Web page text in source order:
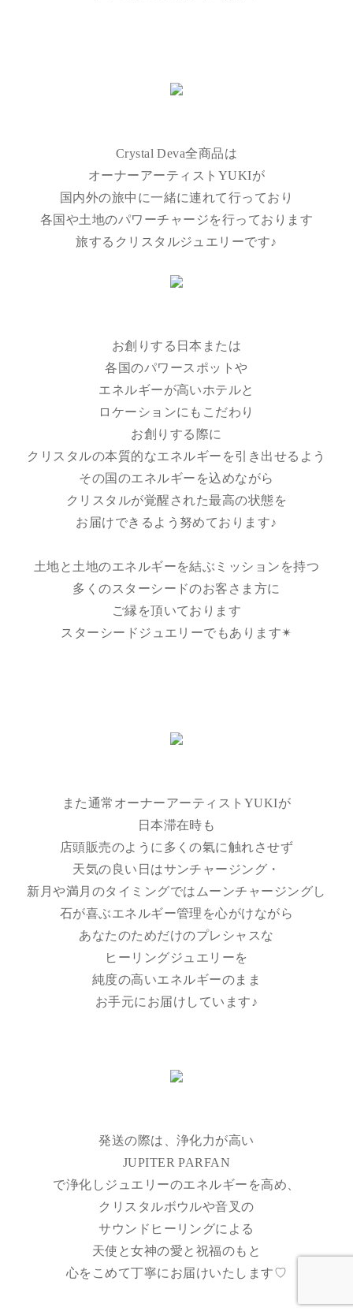
Crystal Deva全商品は
オーナーアーティストYUKIが
国内外の旅中に一緒に連れて行っており
各国や土地のパワーチャージを行っております
旅するクリスタルジュエリーです♪
お創りする日本または
各国のパワースポットや
エネルギーが高いホテルと
ロケーションにもこだわり
お創りする際に
クリスタルの本質的なエネルギーを引き出せるよう
その国のエネルギーを込めながら
クリスタルが覚醒された最高の状態を
お届けできるよう努めております♪
土地と土地のエネルギーを結ぶミッションを持つ
多くのスターシードのお客さま方に
ご縁を頂いております
スターシードジュエリーでもあります✴︎
また通常オーナーアーティストYUKIが
日本滞在時も
店頭販売のように多くの氣に触れさせず
天気の良い日はサンチャージング・
新月や満月のタイミングではムーンチャージングし
石が喜ぶエネルギー管理を心がけながら
あなたのためだけのプレシャスな
ヒーリングジュエリーを
純度の高いエネルギーのまま
お手元にお届けしています♪
発送の際は、浄化力が高い
JUPITER PARFAN
で浄化しジュエリーのエネルギーを高め、
クリスタルボウルや音叉の
サウンドヒーリングによる
天使と女神の愛と祝福のもと
心をこめて丁寧にお届けいたします♡